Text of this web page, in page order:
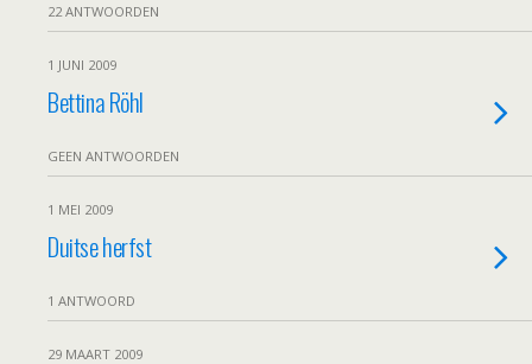
22 ANTWOORDEN
1 JUNI 2009
Bettina Röhl
GEEN ANTWOORDEN
1 MEI 2009
Duitse herfst
1 ANTWOORD
29 MAART 2009